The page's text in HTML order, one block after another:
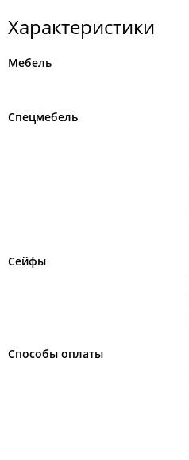
Характеристики
Мебель
Спецмебель
Сейфы
Способы оплаты